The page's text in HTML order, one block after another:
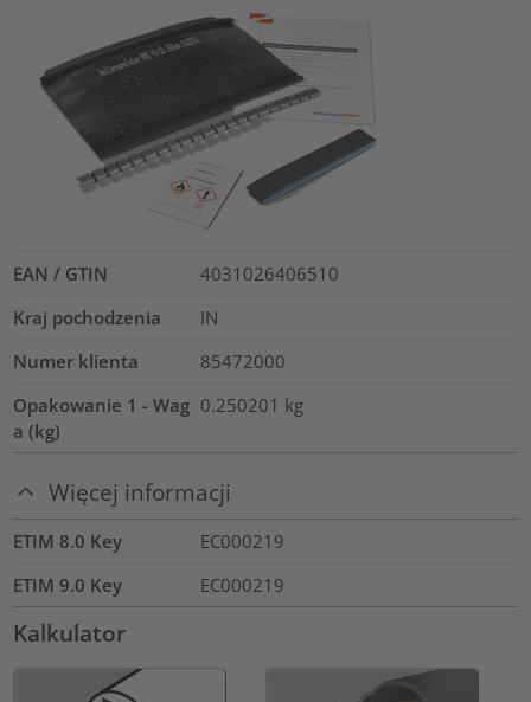
EAN / GTIN
4031026406510
Kraj pochodzenia
IN
Numer klienta
85472000
Opakowanie 1 - Wag
a (kg)
0.250201 kg
Więcej informacji
ETIM 8.0 Key
EC000219
ETIM 9.0 Key
EC000219
Kalkulator